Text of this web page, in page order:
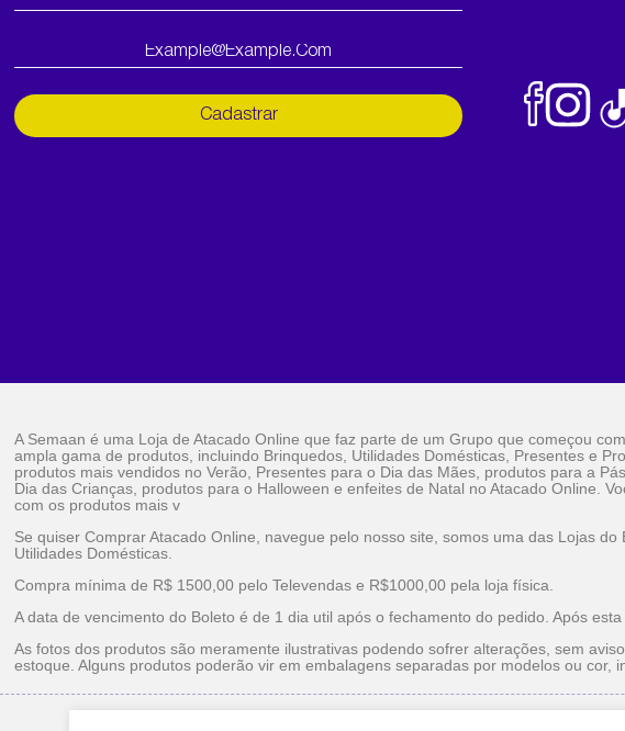
Cadastrar
A Semaan é uma Loja de Atacado Online que faz parte de um Grupo que começou
ampla gama de produtos, incluindo Brinquedos, Utilidades Domésticas, Presentes e
produtos mais vendidos no Verão, Presentes para o Dia das Mães, produtos para a
Dia das Crianças, produtos para o Halloween e enfeites de Natal no Atacado Online.
com os produtos mais v
Se quiser Comprar Atacado Online, navegue pelo nosso site, somos uma das Lojas
Utilidades Domésticas.
Compra mínima de R$ 1500,00 pelo Televendas e R$1000,00 pela loja física.
A data de vencimento do Boleto é de 1 dia util após o fechamento do pedido. Após
As fotos dos produtos são meramente ilustrativas podendo sofrer alterações, sem
estoque. Alguns produtos poderão vir em embalagens separadas por modelos ou cor,